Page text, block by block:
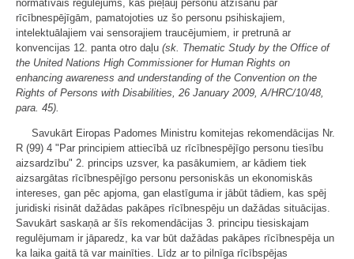
normatīvais regulējums, kas pieļauj personu atzīšanu par
rīcībnespējīgām, pamatojoties uz šo personu psihiskajiem,
intelektuālajiem vai sensorajiem traucējumiem, ir pretrunā ar
konvencijas 12. panta otro daļu (sk. Thematic Study by the Office of
the United Nations High Commissioner for Human Rights on
enhancing awareness and understanding of the Convention on the
Rights of Persons with Disabilities, 26 January 2009, A/HRC/10/48,
para. 45).
Savukārt Eiropas Padomes Ministru komitejas rekomendācijas Nr.
R (99) 4 "Par principiem attiecībā uz rīcībnespējīgo personu tiesību
aizsardzību" 2. princips uzsver, ka pasākumiem, ar kādiem tiek
aizsargātas rīcībnespējīgo personu personiskās un ekonomiskās
intereses, gan pēc apjoma, gan elastīguma ir jābūt tādiem, kas spēj
juridiski risināt dažādas pakāpes rīcībnespēju un dažādas situācijas.
Savukārt saskaņā ar šīs rekomendācijas 3. principu tiesiskajam
regulējumam ir jāparedz, ka var būt dažādas pakāpes rīcībnespēja un
ka laika gaitā tā var mainīties. Līdz ar to pilnīga rīcībspējas